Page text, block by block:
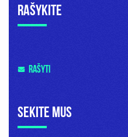
Rašykite
RAŠYTI
Sekite mus